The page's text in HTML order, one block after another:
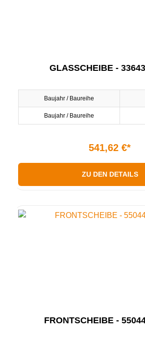
GLASSCHEIBE -
Baujahr / Baureihe
Baujahr / Baureihe
541,62 €*
ZU DEN DETAILS
FRONTSCHEIBE -